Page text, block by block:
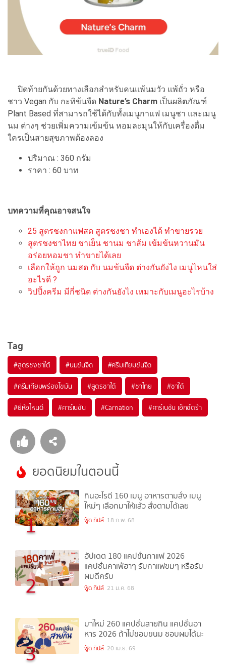
ปิดท้ายกันด้วยทางเลือกสำหรับคนแพ้นมวัว แพ้ถั่ว หรือ
ชาว Vegan กับ กะทิข้นจืด Nature’s Charm เป็นผลิตภัณฑ์
Plant Based ที่สามารถใช้ได้กับทั้งเมนูกาแฟ เมนูชา และเมนู
นม ต่างๆ ช่วยเพิ่มความเข้มข้น หอมละมุนให้กับเครื่องดื่ม
ใครเป็นสายสุขภาพต้องลอง
ปริมาณ : 360 กรัม
ราคา : 60 บาท
บทความที่คุณอาจสนใจ
25 สูตรชงกาแฟสด สูตรชงชา ทำเองได้ ทำขายรวย
สูตรชงชาไทย ชาเย็น ชานม ชาส้ม เข้มข้นหวานมัน
อร่อยหอมชา ทำขายได้เลย
เลือกให้ถูก นมสด กับ นมข้นจืด ต่างกันยังไง เมนูไหนใส่
อะไรดี ?
วิปปิ้งครีม มีกี่ชนิด ต่างกันยังไง เหมาะกับเมนูอะไรบ้าง
Tag
#สูตรชงชาใต้ #นมข้นจืด #ครีมเทียมข้นจืด
#ครีมเทียมพร่องไขมัน #สูตรชาใต้ #ชาไทย #ชาใต้
#ยี่ห้อไหนดี #คาร์เนชัน #Carnation #คาร์เนชัน เอ็กซ์ตร้า
ยอดนิยมในตอนนี้
1
กินอะไรดี 160 เมนู อาหารตามสั่ง เมนู
ใหม่ๆ เลือกมาให้แล้ว สั่งตามได้เลย
ฟู้ด ทิปส์ 18 ก.พ. 68
2
อัปเดต 180 แคปชั่นกาแฟ 2026
แคปชั่นคาเฟ่ฮาๆ รับกาแฟขมๆ หรือรับ
ผมดีครับ
ฟู้ด ทิปส์ 21 ม.ค. 68
3
มาใหม่ 260 แคปชั่นสายกิน แคปชั่นอา
หาร 2026 ถ้าไม่ชอบขนม ชอบผมได้นะ
ฟู้ด ทิปส์ 20 เม.ย. 69